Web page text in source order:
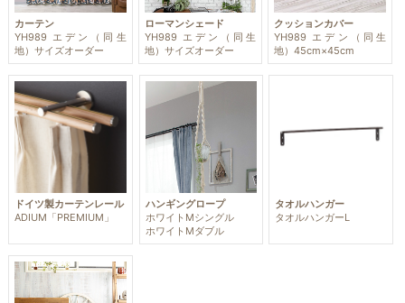
カーテン
YH989 エデン（同生
地）サイズオーダー
ローマンシェード
YH989 エデン（同生
地）サイズオーダー
クッションカバー
YH989 エデン（同生
地）45cm×45cm
ドイツ製カーテンレール
ADIUM「PREMIUM」
ハンギングロープ
ホワイトMシングル
ホワイトMダブル
タオルハンガー
タオルハンガーL